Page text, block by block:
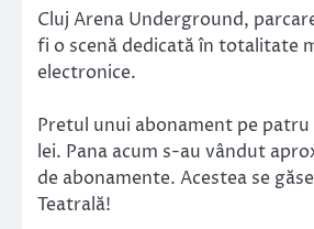
Cluj Arena Underground,
fi o scenă dedicată în totalitate
electronice.
Pretul unui abonament pe patru
lei. Pana acum s-au vândut
de abonamente. Acestea se
Teatrală!